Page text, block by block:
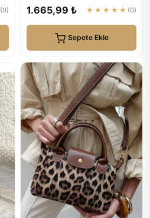
(0) 1.665,99 ₺ ★★★★★ (0)
Sepete Ekle